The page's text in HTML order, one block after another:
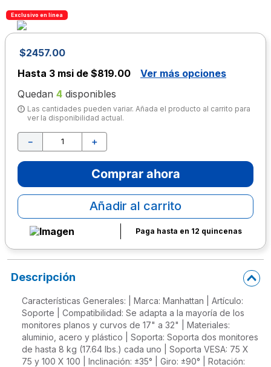
Exclusivo en línea
$2457.00
Hasta 3 msi de $819.00
Ver más opciones
Quedan 4 disponibles
Las cantidades pueden variar. Añada el producto al carrito para
ver la disponibilidad actual.
＋
－
Comprar ahora
Añadir al carrito
Paga hasta en 12 quincenas
Descripción
Características Generales: | Marca: Manhattan | Artículo:
Soporte | Compatibilidad: Se adapta a la mayoría de los
monitores planos y curvos de 17" a 32" | Materiales:
aluminio, acero y plástico | Soporta: Soporta dos monitores
de hasta 8 kg (17.64 lbs.) cada uno | Soporta VESA: 75 X
75 y 100 X 100 | Inclinación: ±35° | Giro: ±90° | Rotación:
6.
boligrafo
7.
escritorio
8.
sacapuntas
9.
lapiz
10. escolar